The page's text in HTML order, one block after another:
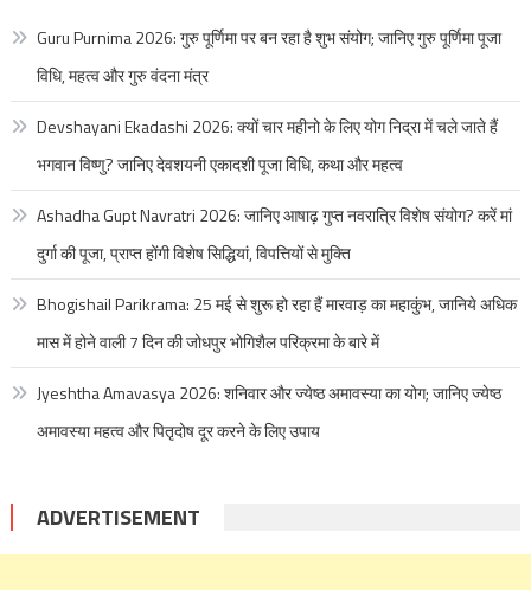
Guru Purnima 2026: गुरु पूर्णिमा पर बन रहा है शुभ संयोग; जानिए गुरु पूर्णिमा पूजा
विधि, महत्व और गुरु वंदना मंत्र
Devshayani Ekadashi 2026: क्यों चार महीनो के लिए योग निद्रा में चले जाते हैं
भगवान विष्णु? जानिए देवशयनी एकादशी पूजा विधि, कथा और महत्व
Ashadha Gupt Navratri 2026: जानिए आषाढ़ गुप्त नवरात्रि विशेष संयोग? करें मां
दुर्गा की पूजा, प्राप्त होंगी विशेष सिद्धियां, विपत्तियों से मुक्ति
Bhogishail Parikrama: 25 मई से शुरू हो रहा हैं मारवाड़ का महाकुंभ, जानिये अधिक
मास में होने वाली 7 दिन की जोधपुर भोगिशैल परिक्रमा के बारे में
Jyeshtha Amavasya 2026: शनिवार और ज्येष्ठ अमावस्या का योग; जानिए ज्येष्ठ
अमावस्या महत्व और पितृदोष दूर करने के लिए उपाय
ADVERTISEMENT